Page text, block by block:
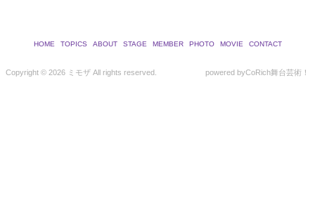
HOME TOPICS ABOUT STAGE MEMBER PHOTO MOVIE CONTACT
Copyright © 2026 ミモザ All rights reserved. powered byCoRich舞台芸術！